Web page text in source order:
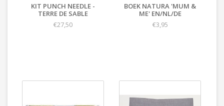
KIT PUNCH NEEDLE -
TERRE DE SABLE
€27,50
BOEK NATURA 'MUM &
ME' EN/NL/DE
€3,95